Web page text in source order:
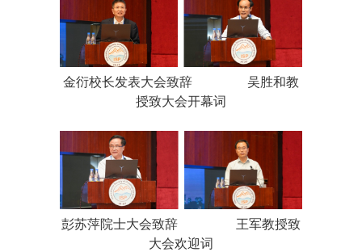
金衍校长发表大会致辞 吴胜和教
授致大会开幕词
彭苏萍院士大会致辞
王军教授致
大会欢迎词